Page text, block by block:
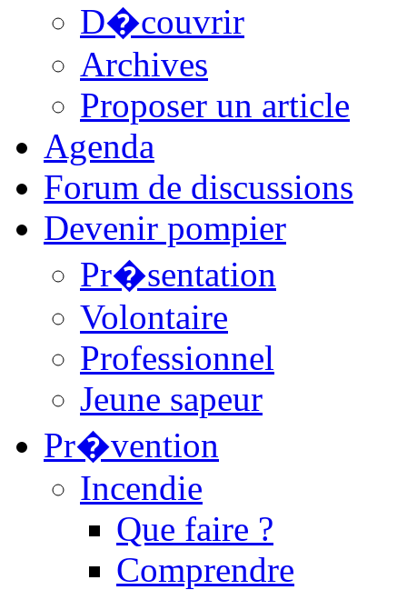
D�couvrir
Archives
Proposer un article
Agenda
Forum de discussions
Devenir pompier
Pr�sentation
Volontaire
Professionnel
Jeune sapeur
Pr�vention
Incendie
Que faire ?
Comprendre